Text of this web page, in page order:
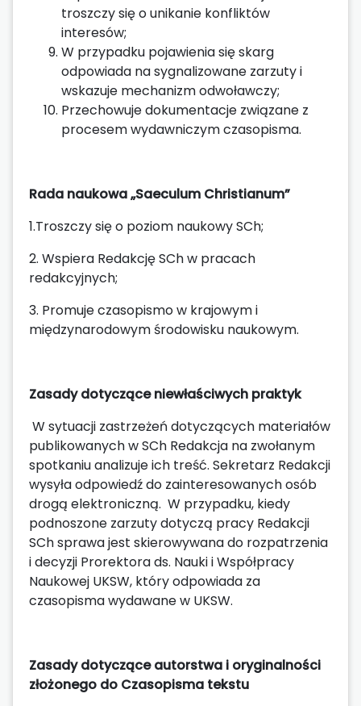
troszczy się o unikanie konfliktów
interesów;
W przypadku pojawienia się skarg
odpowiada na sygnalizowane zarzuty i
wskazuje mechanizm odwoławczy;
Przechowuje dokumentacje związane z
procesem wydawniczym czasopisma.
Rada naukowa„Saeculum Christianum”
1.Troszczy się o poziom naukowy SCh;
2. Wspiera Redakcję SCh w pracach
redakcyjnych;
3. Promuje czasopismo w krajowym i
międzynarodowym środowisku naukowym.
Zasady dotyczące niewłaściwych praktyk
W sytuacji zastrzeżeń dotyczących materiałów
publikowanych w SCh Redakcja na zwołanym
spotkaniu analizuje ich treść. Sekretarz Redakcji
wysyła odpowiedź do zainteresowanych osób
drogą elektroniczną. W przypadku, kiedy
podnoszone zarzuty dotyczą pracy Redakcji
SCh sprawa jest skierowywana do rozpatrzenia
i decyzji Prorektora ds. Nauki i Współpracy
Naukowej UKSW, który odpowiada za
czasopisma wydawane w UKSW.
Zasady dotyczące autorstwa i oryginalności
złożonego do Czasopisma tekstu